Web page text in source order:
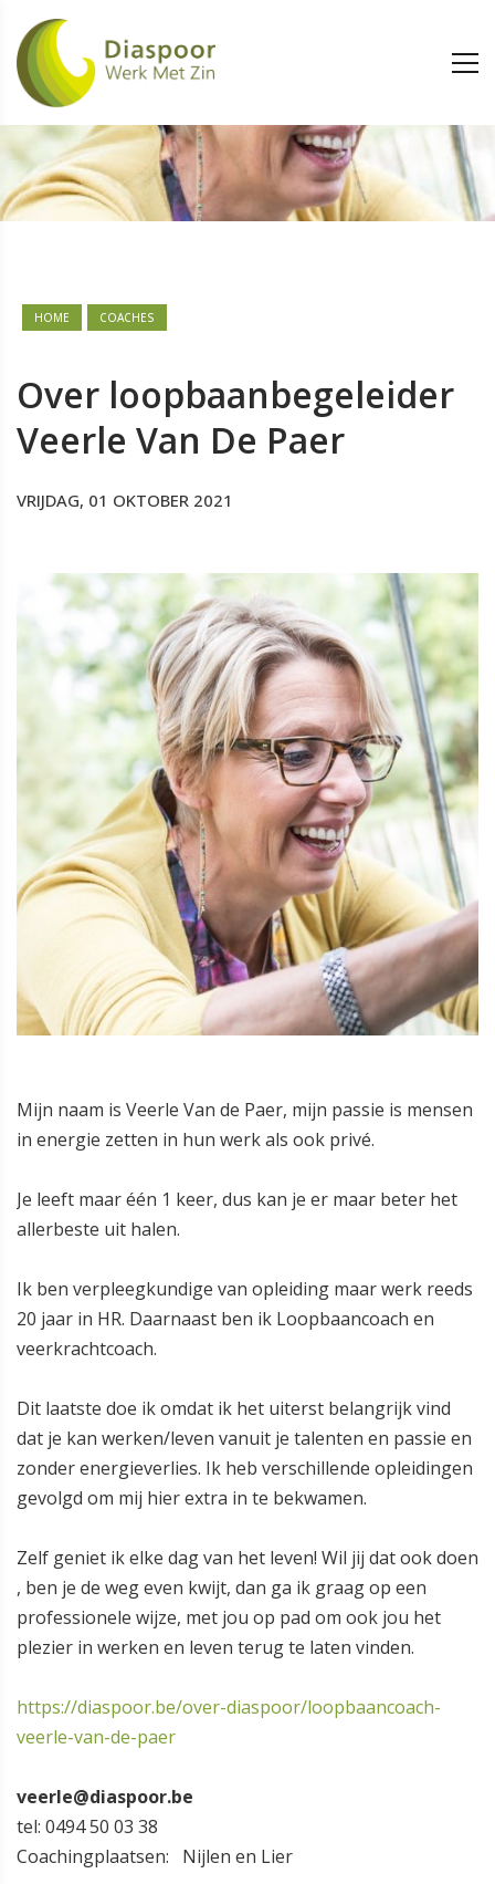
HOME COACHES
Over loopbaanbegeleider
Veerle Van De Paer
VRIJDAG, 01 OKTOBER 2021
Mijn naam is Veerle Van de Paer, mijn passie is mensen
in energie zetten in hun werk als ook privé.
Je leeft maar één 1 keer, dus kan je er maar beter het
allerbeste uit halen.
Ik ben verpleegkundige van opleiding maar werk reeds
20 jaar in HR. Daarnaast ben ik Loopbaancoach en
veerkrachtcoach.
Dit laatste doe ik omdat ik het uiterst belangrijk vind
dat je kan werken/leven vanuit je talenten en passie en
zonder energieverlies. Ik heb verschillende opleidingen
gevolgd om mij hier extra in te bekwamen.
Zelf geniet ik elke dag van het leven! Wil jij dat ook doen
, ben je de weg even kwijt, dan ga ik graag op een
professionele wijze, met jou op pad om ook jou het
plezier in werken en leven terug te laten vinden.
https://diaspoor.be/over-diaspoor/loopbaancoach-
veerle-van-de-paer
veerle@diaspoor.be
tel: 0494 50 03 38
Coachingplaatsen: Nijlen en Lier